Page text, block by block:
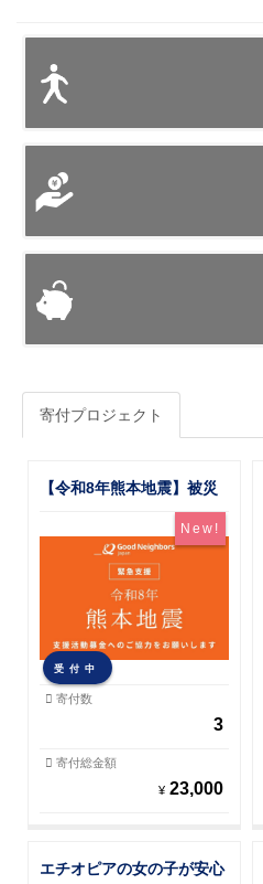
寄付プロジェクト
【令和8年熊本地震】被災
地へ緊急支援を届けます
New!
受付中
寄付数
3
寄付総金額
¥ 23,000
エチオピアの女の子が安心